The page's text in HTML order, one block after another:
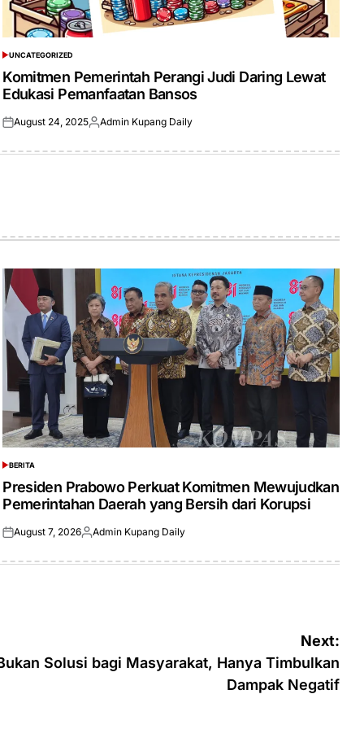
POSTED
IN
UNCATEGORIZED
Komitmen Pemerintah Perangi Judi Daring Lewat
Edukasi Pemanfaatan Bansos
Posted
August 24, 2025Posted
Admin Kupang Daily
POSTED
IN
BERITA
Presiden Prabowo Perkuat Komitmen Mewujudkan
Pemerintahan Daerah yang Bersih dari Korupsi
Posted
August 7, 2026Posted
Admin Kupang Daily
Next:
Solusi bagi Masyarakat, Hanya Timbulkan
Dampak Negatif